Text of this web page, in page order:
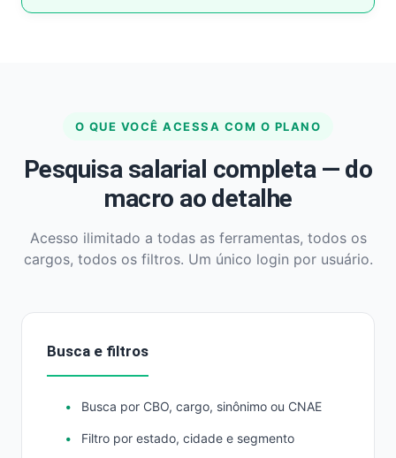
O QUE VOCÊ ACESSA COM O PLANO
Pesquisa salarial completa — do
macro ao detalhe
Acesso ilimitado a todas as ferramentas, todos os
cargos, todos os filtros. Um único login por usuário.
Busca e filtros
Busca por CBO, cargo, sinônimo ou CNAE
Filtro por estado, cidade e segmento